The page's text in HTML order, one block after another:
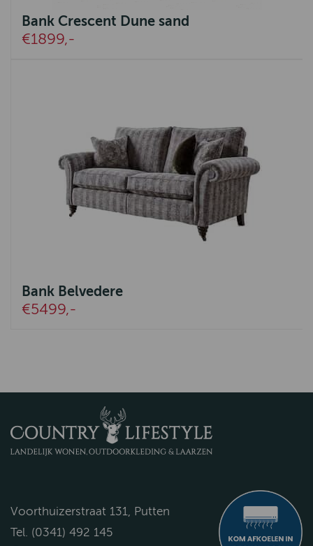
Bank Crescent Dune sand
€1899,-
Bank Belvedere
€5499,-
Voorthuizerstraat 131, Putten
Tel. (0341) 492 145